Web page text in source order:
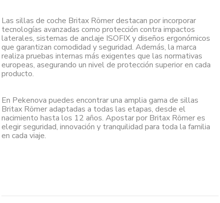
Las sillas de coche Britax Römer destacan por incorporar
tecnologías avanzadas como protección contra impactos
laterales, sistemas de anclaje ISOFIX y diseños ergonómicos
que garantizan comodidad y seguridad. Además, la marca
realiza pruebas internas más exigentes que las normativas
europeas, asegurando un nivel de protección superior en cada
producto.
En Pekenova puedes encontrar una amplia gama de sillas
Britax Römer adaptadas a todas las etapas, desde el
nacimiento hasta los 12 años. Apostar por Britax Römer es
elegir seguridad, innovación y tranquilidad para toda la familia
en cada viaje.